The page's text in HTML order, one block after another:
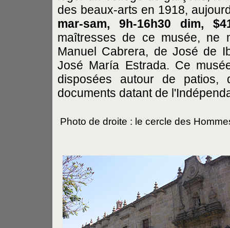
des beaux-arts en 1918,
mar-sam, 9h-16h30 dim,
maîtresses de ce musée, ne
Manuel Cabrera, de José de
José María Estrada. Ce
disposées autour de patios,
documents datant de
Photo de droite : le cercle des